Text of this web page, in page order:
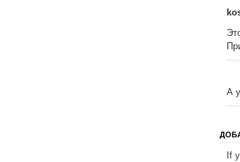
А
If